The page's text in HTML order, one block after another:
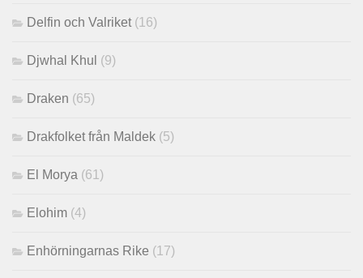
Delfin och Valriket (16)
Djwhal Khul (9)
Draken (65)
Drakfolket från Maldek (5)
El Morya (61)
Elohim (4)
Enhörningarnas Rike (17)